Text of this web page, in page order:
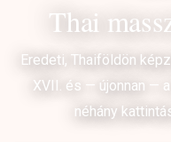
Thai
Eredeti, Thaiföldön
XVII. és — újonnan —
néhány